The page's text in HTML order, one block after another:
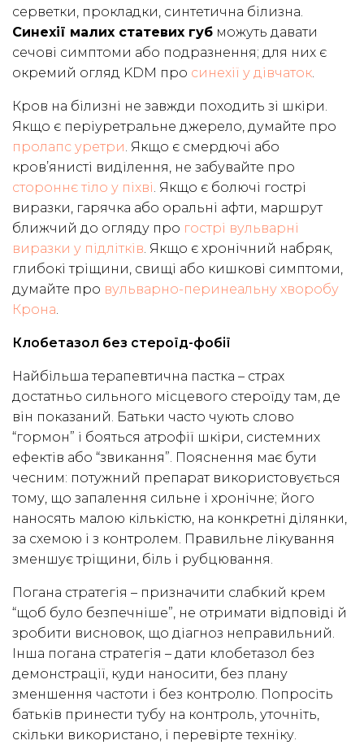
серветки, прокладки, синтетична білизна.
Синехії малих статевих губ можуть давати
сечові симптоми або подразнення; для них є
окремий огляд KDM про синехії у дівчаток.
Кров на білизні не завжди походить зі шкіри.
Якщо є періуретральне джерело, думайте про
пролапс уретри. Якщо є смердючі або
кров’янисті виділення, не забувайте про
стороннє тіло у піхві. Якщо є болючі гострі
виразки, гарячка або оральні афти, маршрут
ближчий до огляду про гострі вульварні
виразки у підлітків. Якщо є хронічний набряк,
глибокі тріщини, свищі або кишкові симптоми,
думайте про вульварно-перинеальну хворобу
Крона.
Клобетазол без стероїд-фобії
Найбільша терапевтична пастка – страх
достатньо сильного місцевого стероїду там, де
він показаний. Батьки часто чують слово
“гормон” і бояться атрофії шкіри, системних
ефектів або “звикання”. Пояснення має бути
чесним: потужний препарат використовується
тому, що запалення сильне і хронічне; його
наносять малою кількістю, на конкретні ділянки,
за схемою і з контролем. Правильне лікування
зменшує тріщини, біль і рубцювання.
Погана стратегія – призначити слабкий крем
“щоб було безпечніше”, не отримати відповіді й
зробити висновок, що діагноз неправильний.
Інша погана стратегія – дати клобетазол без
демонстрації, куди наносити, без плану
зменшення частоти і без контролю. Попросіть
батьків принести тубу на контроль, уточніть,
скільки використано, і перевірте техніку.